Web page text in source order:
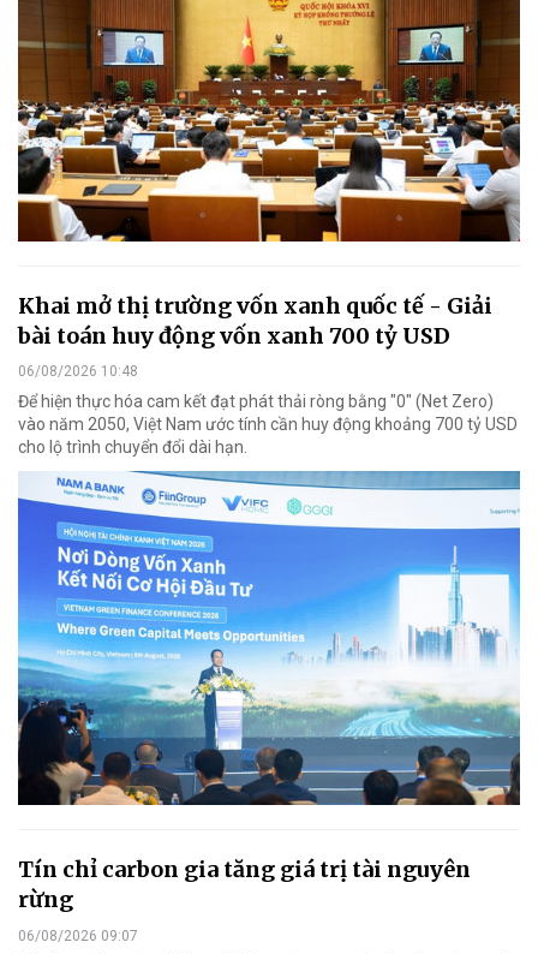
Khai mở thị trường vốn xanh quốc tế - Giải
bài toán huy động vốn xanh 700 tỷ USD
06/08/2026 10:48
Để hiện thực hóa cam kết đạt phát thải ròng bằng "0" (Net Zero)
vào năm 2050, Việt Nam ước tính cần huy động khoảng 700 tỷ USD
cho lộ trình chuyển đổi dài hạn.
Tín chỉ carbon gia tăng giá trị tài nguyên
rừng
06/08/2026 09:07